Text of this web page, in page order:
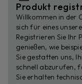
Produkt
Willkommen in der
sich für eines
Registrieren Sie Ihr
genießen, wie
Sie gestatten uns,
schnell abzurufen,
Sie erhalten